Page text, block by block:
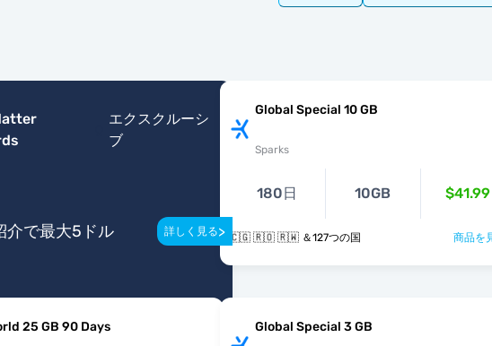
エクスクルーシ
ブ
介で最大5ドル 詳しく見る>
Global Special 10 GB
Sparks
180日 10GB $41.99
🇨🇬 🇷🇴 🇷🇼 ＆127つの国 商品を
25 GB 90 Days Global Special 3 GB